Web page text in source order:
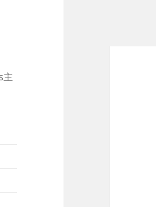
主